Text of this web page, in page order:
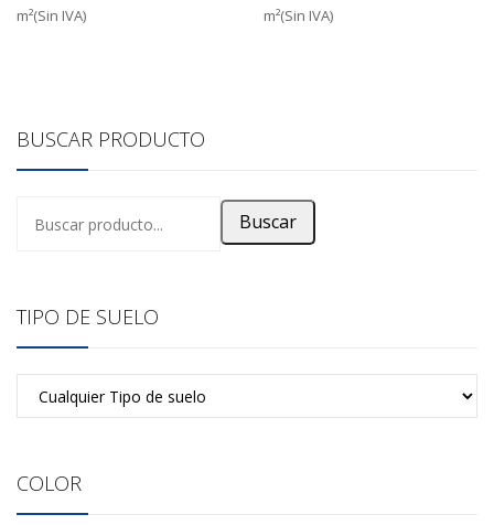
m²(Sin IVA) m²(Sin IVA)
BUSCAR PRODUCTO
Buscar
TIPO DE SUELO
COLOR